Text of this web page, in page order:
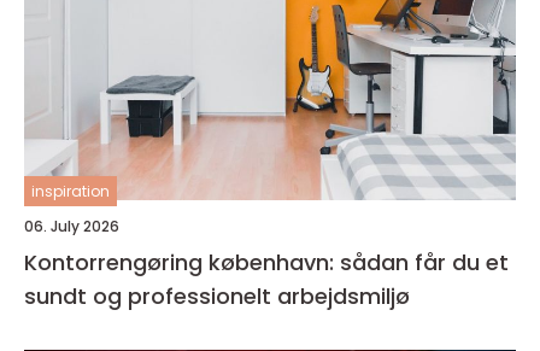
inspiration
06. July 2026
Kontorrengøring københavn: sådan får du et
sundt og professionelt arbejdsmiljø